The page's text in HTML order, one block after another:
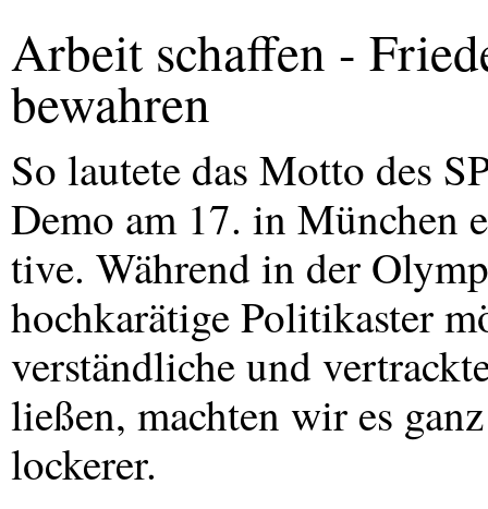
Arbeit schaffen -
bewahren
So lautete das Motto des
Demo am 17. in München
tive. Während in der
hochkarätige Politikaster
verständliche und
ließen, machten wir es
lockerer.